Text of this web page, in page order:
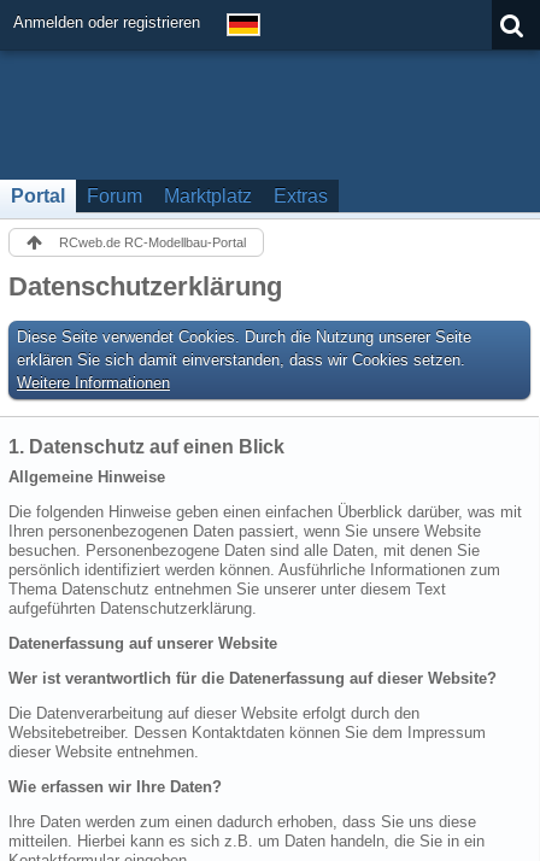
Anmelden oder registrieren
Portal Forum Marktplatz Extras
RCweb.de RC-Modellbau-Portal
Datenschutzerklärung
Diese Seite verwendet Cookies. Durch die Nutzung unserer Seite
erklären Sie sich damit einverstanden, dass wir Cookies setzen.
Weitere Informationen
1. Datenschutz auf einen Blick
Allgemeine Hinweise
Die folgenden Hinweise geben einen einfachen Überblick darüber, was mit
Ihren personenbezogenen Daten passiert, wenn Sie unsere Website
besuchen. Personenbezogene Daten sind alle Daten, mit denen Sie
persönlich identifiziert werden können. Ausführliche Informationen zum
Thema Datenschutz entnehmen Sie unserer unter diesem Text
aufgeführten Datenschutzerklärung.
Datenerfassung auf unserer Website
Wer ist verantwortlich für die Datenerfassung auf dieser Website?
Die Datenverarbeitung auf dieser Website erfolgt durch den
Websitebetreiber. Dessen Kontaktdaten können Sie dem Impressum
dieser Website entnehmen.
Wie erfassen wir Ihre Daten?
Ihre Daten werden zum einen dadurch erhoben, dass Sie uns diese
mitteilen. Hierbei kann es sich z.B. um Daten handeln, die Sie in ein